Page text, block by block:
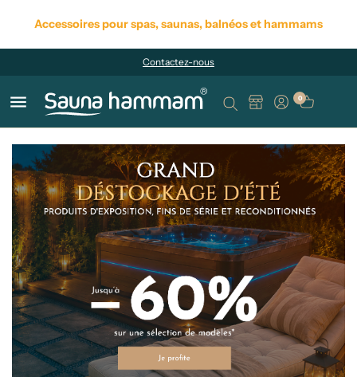
Accessoires pour spas, saunas, balnéos et hammams
Contactez-nous
menu 0